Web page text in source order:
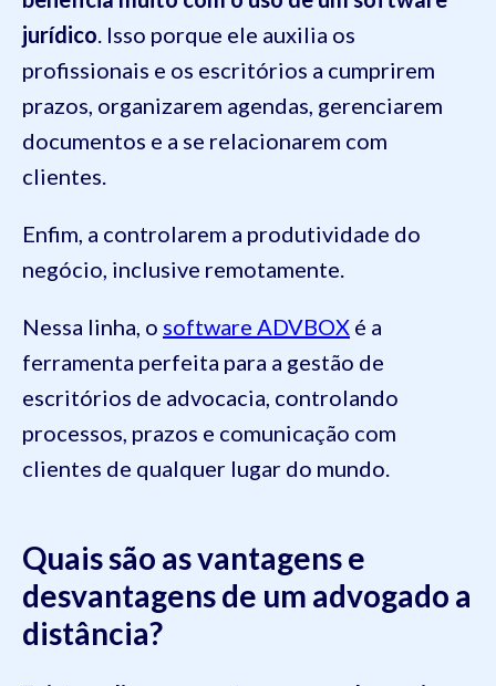
jurídico. Isso porque ele auxilia os
profissionais e os escritórios a cumprirem
prazos, organizarem agendas, gerenciarem
documentos e a se relacionarem com
clientes.
Enfim, a controlarem a produtividade do
negócio, inclusive remotamente.
Nessa linha, o software ADVBOX é a
ferramenta perfeita para a gestão de
escritórios de advocacia, controlando
processos, prazos e comunicação com
clientes de qualquer lugar do mundo.
Quais são as vantagens e
desvantagens de um advogado a
distância?